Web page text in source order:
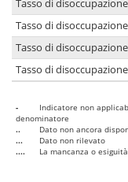
Tasso di
Tasso di
Tasso di disoccupazione
Tasso di
-
Indicatore non
denominatore
..
Dato non ancora
...
Dato non rilevato
....
La mancanza o